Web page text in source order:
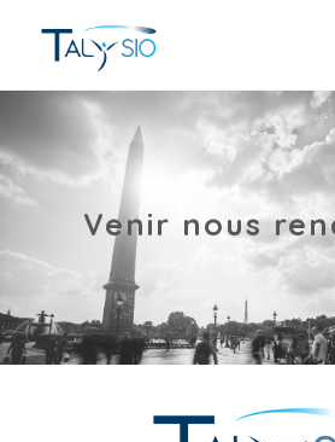
Espace candidat -
Pas de compte ? S'inscrire ici
Se souvenir de moi
Venir nous